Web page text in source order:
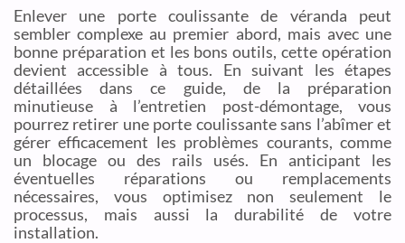
Enlever une porte coulissante de véranda peut
sembler complexe au premier abord, mais avec une
bonne préparation et les bons outils, cette opération
devient accessible à tous. En suivant les étapes
détaillées dans ce guide, de la préparation
minutieuse à l’entretien post-démontage, vous
pourrez retirer une porte coulissante sans l’abîmer et
gérer efficacement les problèmes courants, comme
un blocage ou des rails usés. En anticipant les
éventuelles réparations ou remplacements
nécessaires, vous optimisez non seulement le
processus, mais aussi la durabilité de votre
installation.